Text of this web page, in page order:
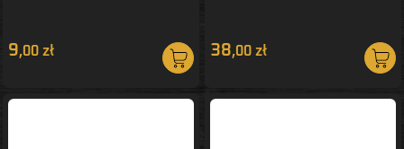
9,00 zł 38,00 zł